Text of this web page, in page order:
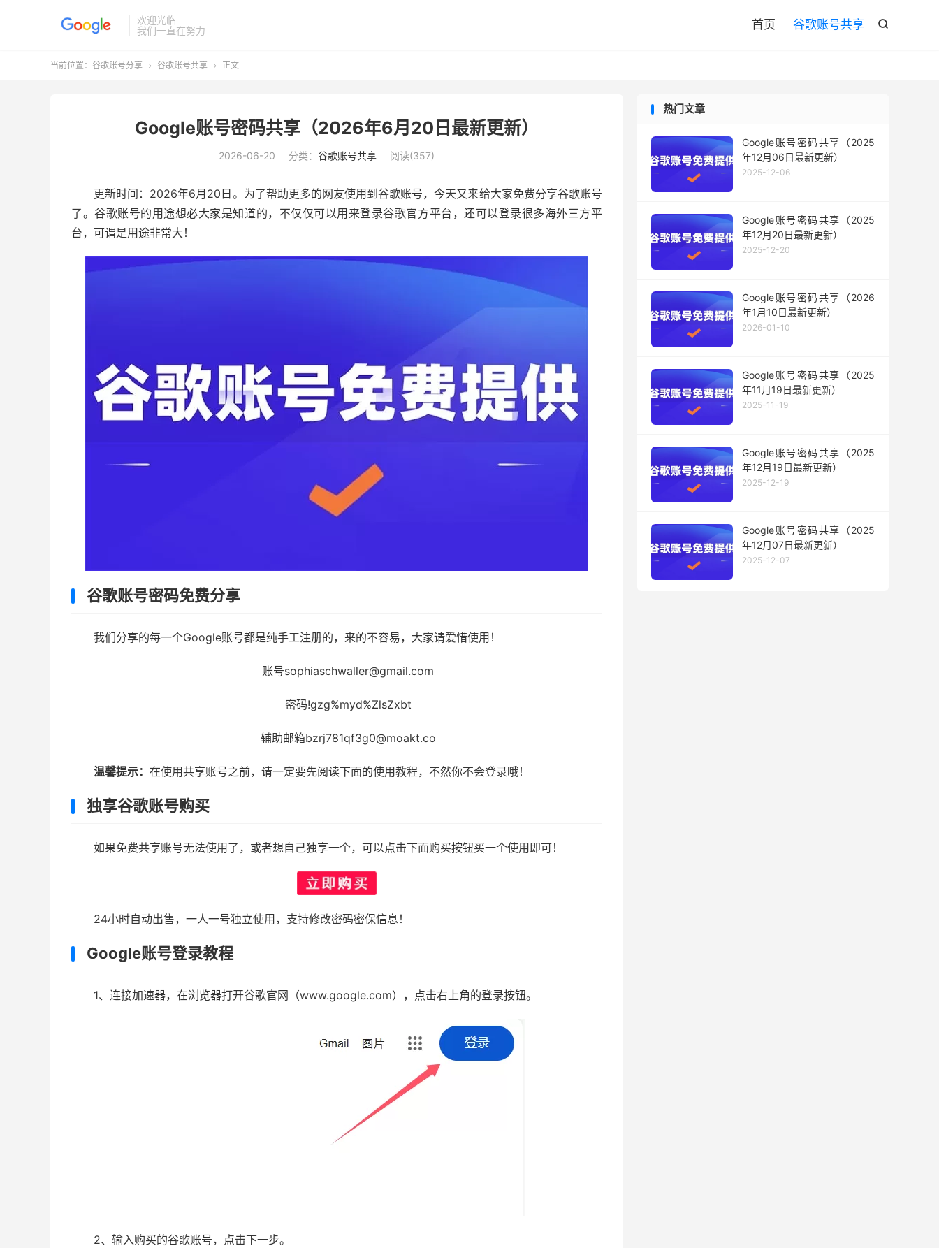
欢迎光临
我们一直在努力

首页 谷歌账号共享
当前位置： 谷歌账号分享  谷歌账号共享  正文
Google账号密码共享（2026年6月20日最新更新）
2026-06-20 分类： 谷歌账号共享 阅读(357)
更新时间：2026年6月20日。为了帮助更多的网友使用到谷歌账号，今天又来给大家免费分享谷歌账号
了。谷歌账号的用途想必大家是知道的，不仅仅可以用来登录谷歌官方平台，还可以登录很多海外三方平
台，可谓是用途非常大！
谷歌账号密码免费分享
我们分享的每一个Google账号都是纯手工注册的，来的不容易，大家请爱惜使用！
账号sophiaschwaller@gmail.com
密码!gzg%myd%ZlsZxbt
辅助邮箱bzrj781qf3g0@moakt.co
温馨提示： 在使用共享账号之前，请一定要先阅读下面的使用教程，不然你不会登录哦！
独享谷歌账号购买
如果免费共享账号无法使用了，或者想自己独享一个，可以点击下面购买按钮买一个使用即可！
24小时自动出售，一人一号独立使用，支持修改密码密保信息！
Google账号登录教程
1、连接加速器，在浏览器打开谷歌官网（www.google.com），点击右上角的登录按钮。
2、输入购买的谷歌账号，点击下一步。
热门文章
Google账号密码共享（2025
年12月06日最新更新）
2025-12-06
Google账号密码共享（2025
年12月20日最新更新）
2025-12-20
Google账号密码共享（2026
年1月10日最新更新）
2026-01-10
Google账号密码共享（2025
年11月19日最新更新）
2025-11-19
Google账号密码共享（2025
年12月19日最新更新）
2025-12-19
Google账号密码共享（2025
年12月07日最新更新）
2025-12-07